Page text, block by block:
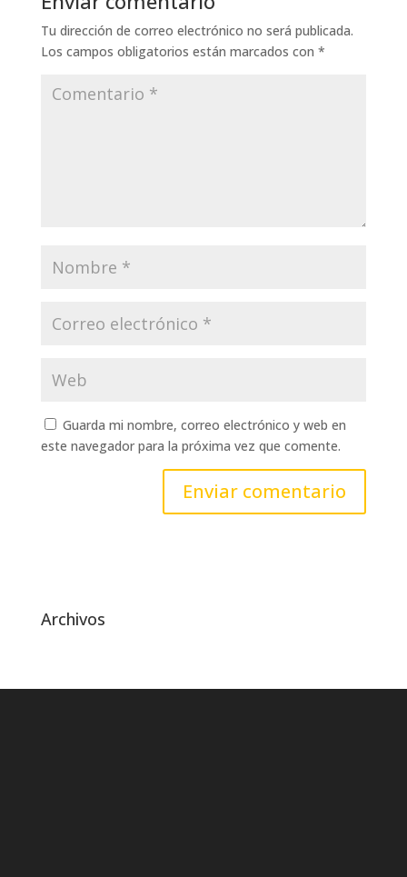
Tu dirección de correo electrónico no será publicada.
Los campos obligatorios están marcados con *
Guarda mi nombre, correo electrónico y web en
este navegador para la próxima vez que comente.
Archivos